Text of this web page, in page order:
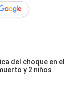
del choque en el
y 2 niños